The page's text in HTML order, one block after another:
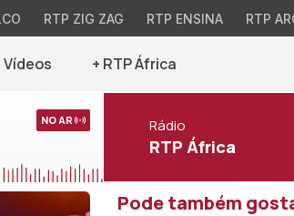
RTP ZIG ZAG RTP ENSINA RTP
Vídeos + RTP África
NO AR Rádio
RTP África
Pode também